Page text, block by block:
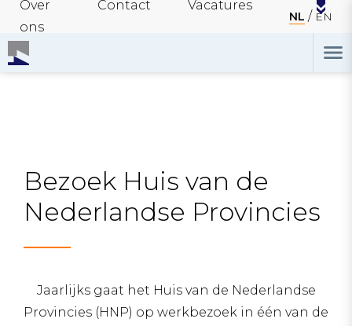
Over
ons
Contact Vacatures
NL EN
Bezoek Huis van de
Nederlandse Provincies
Jaarlijks gaat het Huis van de Nederlandse
Provincies (HNP) op werkbezoek in één van de